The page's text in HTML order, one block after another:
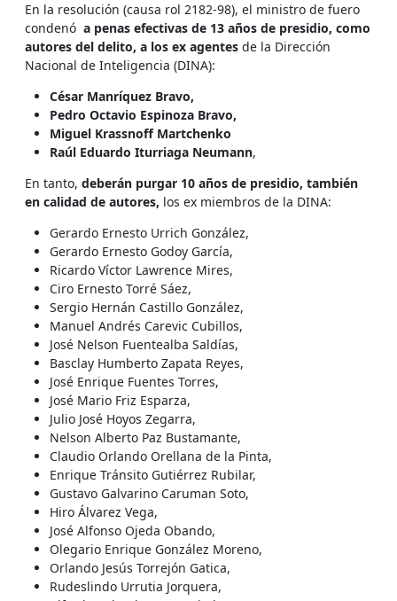
En la resolución (causa rol 2182-98), el ministro de fuero
condenó a penas efectivas de 13 años de presidio, como
autores del delito, a los ex agentes de la Dirección
Nacional de Inteligencia (DINA):
César Manríquez Bravo,
Pedro Octavio Espinoza Bravo,
Miguel Krassnoff Martchenko
Raúl Eduardo Iturriaga Neumann,
En tanto, deberán purgar 10 años de presidio, también
en calidad de autores, los ex miembros de la DINA:
Gerardo Ernesto Urrich González,
Gerardo Ernesto Godoy García,
Ricardo Víctor Lawrence Mires,
Ciro Ernesto Torré Sáez,
Sergio Hernán Castillo González,
Manuel Andrés Carevic Cubillos,
José Nelson Fuentealba Saldías,
Basclay Humberto Zapata Reyes,
José Enrique Fuentes Torres,
José Mario Friz Esparza,
Julio José Hoyos Zegarra,
Nelson Alberto Paz Bustamante,
Claudio Orlando Orellana de la Pinta,
Enrique Tránsito Gutiérrez Rubilar,
Gustavo Galvarino Caruman Soto,
Hiro Álvarez Vega,
José Alfonso Ojeda Obando,
Olegario Enrique González Moreno,
Orlando Jesús Torrejón Gatica,
Rudeslindo Urrutia Jorquera,